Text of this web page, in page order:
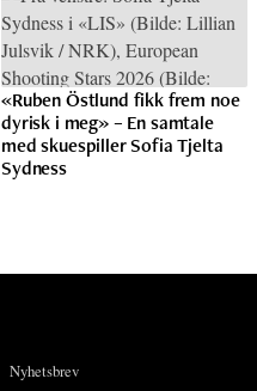
«Ruben Östlund fikk frem noe
dyrisk i meg» – En samtale
med skuespiller Sofia Tjelta
Sydness
Nyhetsbrev